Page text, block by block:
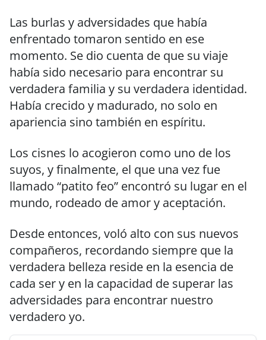
Las burlas y adversidades que había
enfrentado tomaron sentido en ese
momento. Se dio cuenta de que su viaje
había sido necesario para encontrar su
verdadera familia y su verdadera identidad.
Había crecido y madurado, no solo en
apariencia sino también en espíritu.
Los cisnes lo acogieron como uno de los
suyos, y finalmente, el que una vez fue
llamado “patito feo” encontró su lugar en el
mundo, rodeado de amor y aceptación.
Desde entonces, voló alto con sus nuevos
compañeros, recordando siempre que la
verdadera belleza reside en la esencia de
cada ser y en la capacidad de superar las
adversidades para encontrar nuestro
verdadero yo.